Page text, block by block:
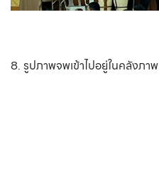
8. รูปภาพจพเข้าไปอยู่ในคลังภาพ